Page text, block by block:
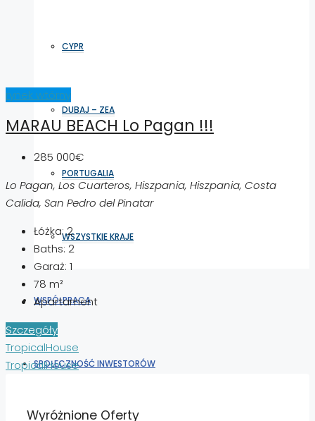
CYPR
DUBAJ – ZEA
PORTUGALIA
WSZYSTKIE KRAJE
WSPÓŁPRACA
SPOŁECZNOŚĆ INWESTORÓW
rynek wtórny
MARAU BEACH Lo Pagan !!!
285 000€
Lo Pagan, Los Cuarteros, Hiszpania, Hiszpania, Costa
Calida, San Pedro del Pinatar
Łóżka: 2
Baths:2
Garaż: 1
78 m²
Apartament
Szczegóły
TropicalHouse
TropicalHouse
Wyróżnione Oferty